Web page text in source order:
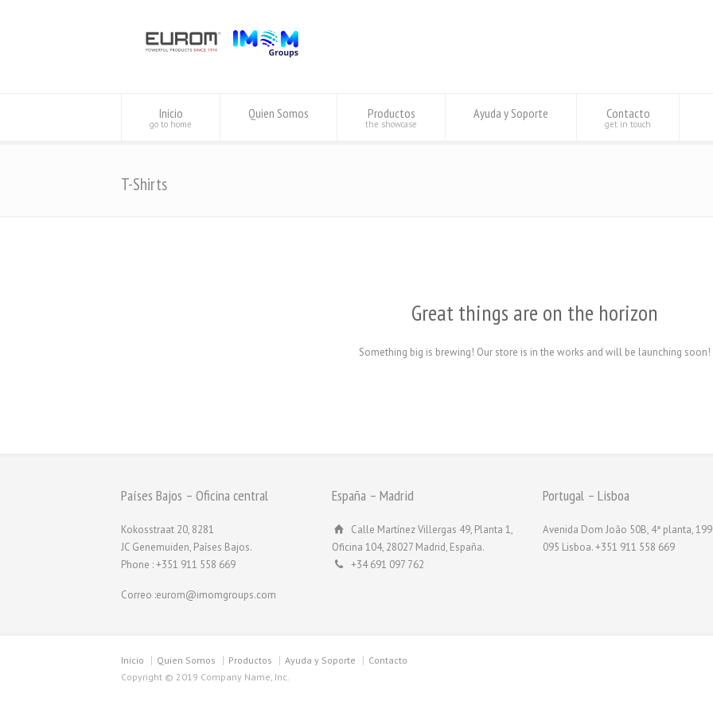
Inicio
go to home
Quien Somos Productos
the showcase
Ayuda y Soporte Contacto
get in touch
T-Shirts
Great things are on the horizon
Something big is brewing! Our store is in the works and will be launching soon!
Países Bajos – Oficina central
Kokosstraat 20, 8281
JC Genemuiden, Países Bajos.
Phone : +351 911 558 669
Correo :eurom@imomgroups.com
España – Madrid
Calle Martínez Villergas 49, Planta 1,
Oficina 104, 28027 Madrid, España.
+34 691 097 762
Portugal – Lisboa
Avenida Dom João 50B, 4ª planta,
095 Lisboa. +351 911 558 669
Inicio Quien Somos Productos Ayuda y Soporte
Contacto
Copyright © 2019 Company Name, Inc.